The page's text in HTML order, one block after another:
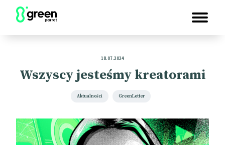
18.07.2024
Wszyscy jesteśmy kreatorami
Aktualności GreenLetter